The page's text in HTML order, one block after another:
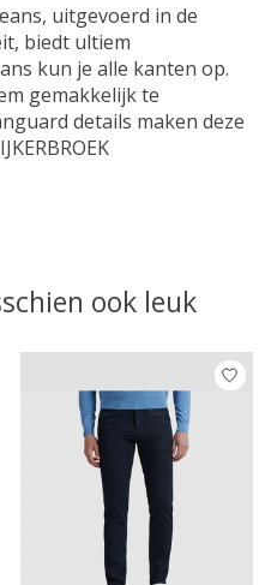
uitgevoerd in de
biedt ultiem
kun je alle kanten op.
gemakkelijk te
details maken deze
ook leuk